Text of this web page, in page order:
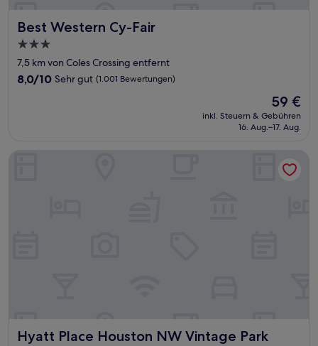
Best Western Cy-Fair
Best Western Cy-Fair
3.0-
Sterne-
Unterkunft
7,5 km von Coles Crossing entfernt
8.0
Bewertungen)
8,0/10 Sehr gut (1.001 Bewertungen)
Der
Preis
beträgt
59 €
inkl. Steuern & Gebühren
16. Aug.–17. Aug.
Hyatt Place Houston NW Vintage Park
Hyatt Place Houston NW Vintage Park
Hyatt Place Houston NW Vintage Park